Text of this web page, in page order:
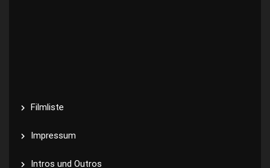
Filmliste
Impressum
Intros und Outros